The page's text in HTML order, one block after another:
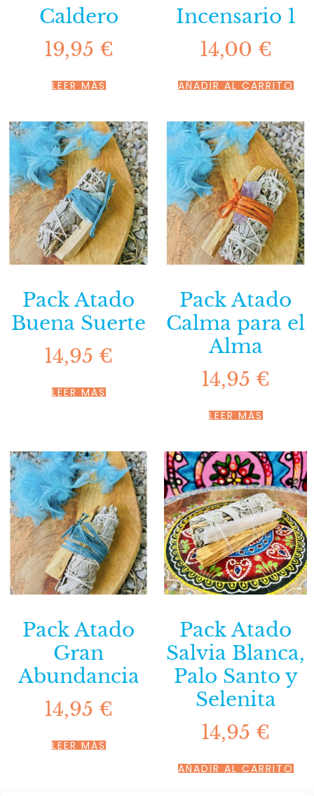
Caldero
19,95 €
LEER MÁS
Incensario 1
14,00 €
AÑADIR AL CARRITO
Pack Atado
Buena Suerte
14,95 €
LEER MÁS
Pack Atado
Calma para el
Alma
14,95 €
LEER MÁS
Pack Atado
Gran
Abundancia
14,95 €
LEER MÁS
Pack Atado
Salvia Blanca,
Palo Santo y
Selenita
14,95 €
AÑADIR AL CARRITO